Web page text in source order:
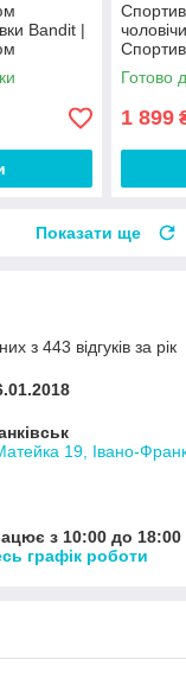
Bandit |
штани
Готово
1 899
Показати ще
з 443 відгуків за рік
19, Івано-
з 10:00 до 18:00
графік роботи